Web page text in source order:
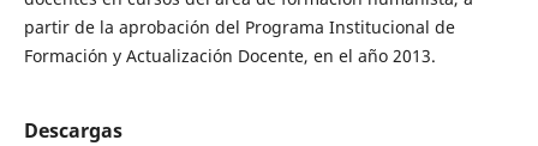
partir de la aprobación del Programa Institucional de
Formación y Actualización Docente, en el año 2013.
Descargas